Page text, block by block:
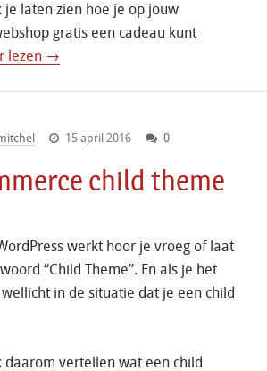
laten zien hoe je op jouw
gratis een cadeau kunt
lezen →
15 april 2016 0
child theme
werkt hoor je vroeg of laat
“Child Theme”. En als je het
in de situatie dat je een child
vertellen wat een child